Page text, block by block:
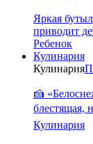
Яркая
приводит
Ребенок
Кулинария
Кулинария
🍰
блестящая,
Кулинария